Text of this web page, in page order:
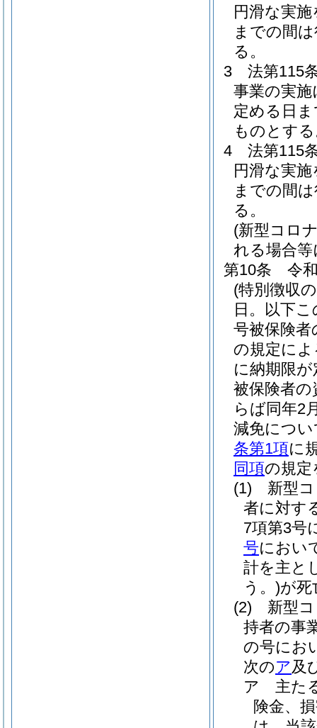
円滑な実
までの間
る。
3
法第115
事業の実
定める日
ものとす
4
法第115
円滑な実
までの間
る。
(新型コロ
れる場合
第10条
令
(特別徴収
日。以下
号被保険者
の規定に
に納期限
被保険者
らば同年2
減免につ
条第1項に
同項の規定
(1)
新型
者に対す
7項第3号
号におい
計を主と
う。)が死
(2)
新型
持者の事
の号にお
次のア及
ア
主た
険金、